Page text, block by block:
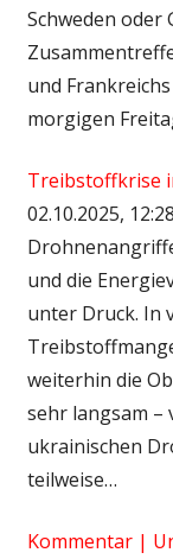
Schweden
und
morgigen
Treibstoffkrise
02.10.2025,
und die
unter Druck. In
weiterhin die
sehr langsam –
ukrainischen
teilweise…
Kommentar |